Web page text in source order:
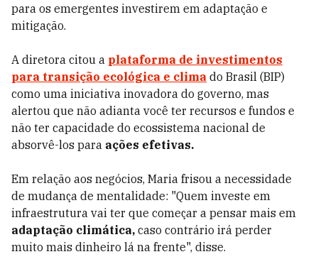
para os emergentes investirem em adaptação e
mitigação.
A diretora citou a plataforma de investimentos
para transição ecológica e clima do Brasil (BIP)
como uma iniciativa inovadora do governo, mas
alertou que não adianta você ter recursos e fundos e
não ter capacidade do ecossistema nacional de
absorvê-los para ações efetivas.
Em relação aos negócios, Maria frisou a necessidade
de mudança de mentalidade: "Quem investe em
infraestrutura vai ter que começar a pensar mais em
adaptação climática, caso contrário irá perder
muito mais dinheiro lá na frente", disse.